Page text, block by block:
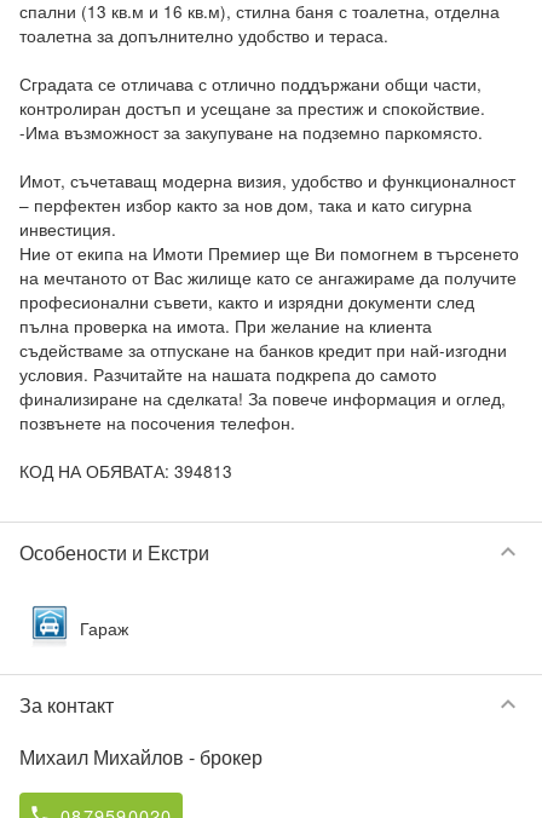
спални (13 кв.м и 16 кв.м), стилна баня с тоалетна, отделна
тоалетна за допълнително удобство и тераса.
Сградата се отличава с отлично поддържани общи части,
контролиран достъп и усещане за престиж и спокойствие.
-Има възможност за закупуване на подземно паркомясто.
Имот, съчетаващ модерна визия, удобство и функционалност
– перфектен избор както за нов дом, така и като сигурна
инвестиция.
Ние от екипа на Имоти Премиер ще Ви помогнем в търсенето
на мечтаното от Вас жилище като се ангажираме да получите
професионални съвети, както и изрядни документи след
пълна проверка на имота. При желание на клиента
съдействаме за отпускане на банков кредит при най-изгодни
условия. Разчитайте на нашата подкрепа до самото
финализиране на сделката! За повече информация и оглед,
позвънете на посочения телефон.
КОД НА ОБЯВАТА: 394813
Особености и Екстри keyboard_arrow_down
Гараж
За контакт keyboard_arrow_down
Михаил Михайлов - брокер